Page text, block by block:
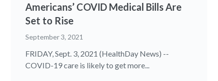
Americans’ COVID Medical Bills Are
Set to Rise
September 3, 2021
FRIDAY, Sept. 3, 2021 (HealthDay News) --
COVID-19 care is likely to get more...